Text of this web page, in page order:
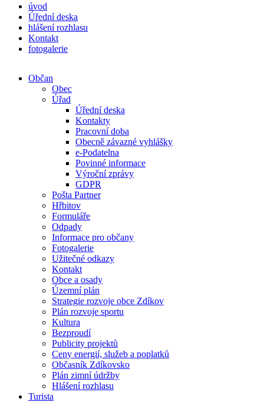
úvod
Úřední deska
hlášení rozhlasu
Kontakt
fotogalerie
Občan
Obec
Úřad
Úřední deska
Kontakty
Pracovní doba
Obecně závazné vyhlášky
e-Podatelna
Povinné informace
Výroční zprávy
GDPR
Pošta Partner
Hřbitov
Formuláře
Odpady
Informace pro občany
Fotogalerie
Užitečné odkazy
Kontakt
Obce a osady
Územní plán
Strategie rozvoje obce Zdíkov
Plán rozvoje sportu
Kultura
Bezproudí
Publicity projektů
Ceny energií, služeb a poplatků
Občasník Zdíkovsko
Plán zimní údržby
Hlášení rozhlasu
Turista